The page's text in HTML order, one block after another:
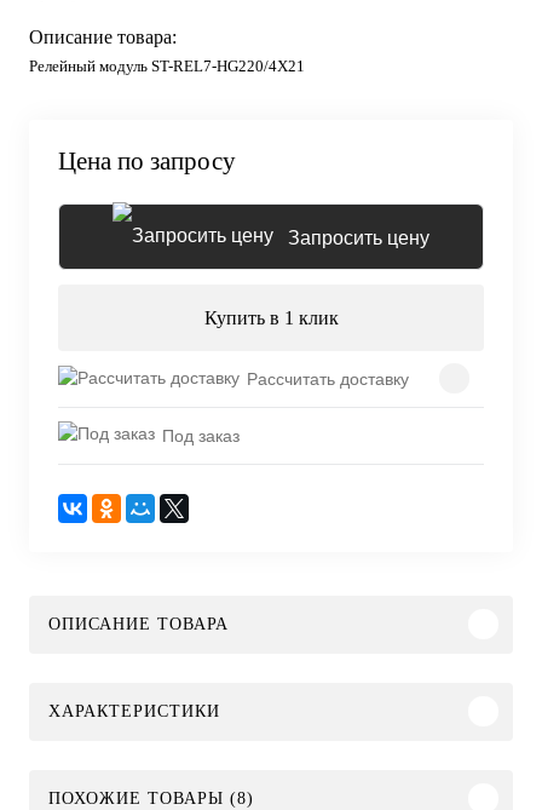
Описание товара:
Релейный модуль ST-REL7-HG220/4X21
Цена по запросу
Запросить цену
Купить в 1 клик
Рассчитать доставку
Под заказ
ОПИСАНИЕ ТОВАРА
ХАРАКТЕРИСТИКИ
ПОХОЖИЕ ТОВАРЫ (8)